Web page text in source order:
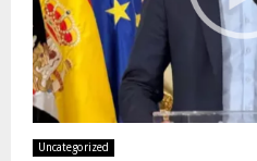
Uncategorized